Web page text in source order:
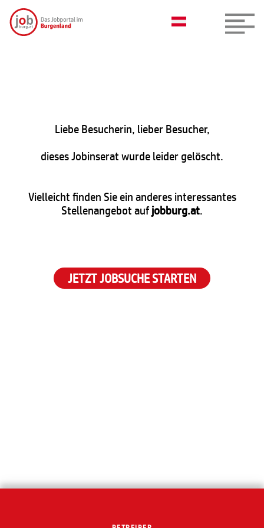
Liebe Besucherin, lieber Besucher,
dieses Jobinserat wurde leider gelöscht.
Vielleicht finden Sie ein anderes interessantes
Stellenangebot aufjobburg.at.
JETZT JOBSUCHE STARTEN